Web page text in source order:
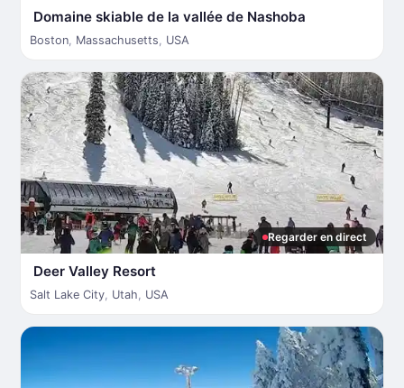
Domaine skiable de la vallée de Nashoba
Boston, Massachusetts, USA
Regarder en direct
Deer Valley Resort
Salt Lake City, Utah, USA